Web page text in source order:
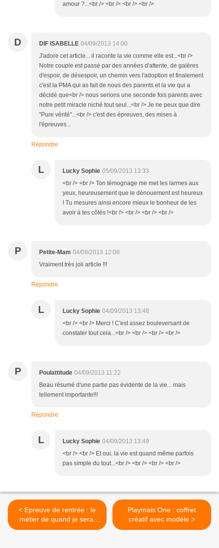
amour ?...<br /> <br /> <br /> <br />
D DIF ISABELLE 04/09/2013 14:00
J'adore cet article... il raconte la vie comme elle est...<br />
Notre couple est passé par des années d'attente, de galères
d'espoir, de désespoir, un chemin vers l'adoption et finalement
c'est la PMA qui as fait de nous des parents et la vie qui a
décidé que<br /> nous serions une seconde fois parents avec
notre petit miracle niché tout seul...<br /> Je ne peux que dire
"Pure vérité"...<br /> c'est des épreuves, des mises à
l'épreuves...
Répondre
L Lucky Sophie 05/09/2013 13:33
<br /> <br /> Ton témognage me met les larmes aux
yeux, heureusement que le dénouement est heureux
! Tu mesures ainsi encore mieux le bonheur de les
avoir à tes côtés !<br /> <br /> <br /> <br />
P Petite-Mam 04/09/2013 12:08
Vraiment très joli article !!!
Répondre
L Lucky Sophie 04/09/2013 13:48
<br /> <br /> Merci ! C'est assez bouleversant de
constater tout cela...<br /> <br /> <br /> <br />
P Poulattitude 04/09/2013 11:22
Beau résumé d'une partie pas évidente de la vie... mais
tellement importante!!!
Répondre
L Lucky Sophie 04/09/2013 13:49
<br /> <br /> Et oui, la vie est quand même parfois
pas simple du tout...<br /> <br /> <br /> <br />
< Epreuve de rentrée : le
métier de quand je serai
grand !
Playmais One : coffret
créatif avec modèle >